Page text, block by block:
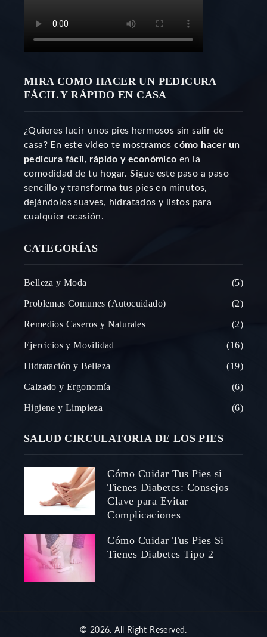
MIRA COMO HACER UN PEDICURA
FÁCIL Y RÁPIDO EN CASA
¿Quieres lucir unos pies hermosos sin salir de
casa? En este video te mostramoscómo hacer un
pedicura fácil, rápido y económico en la
comodidad de tu hogar. Sigue este paso a paso
sencillo y transforma tus pies en minutos,
dejándolos suaves, hidratados y listos para
cualquier ocasión.
CATEGORÍAS
Belleza y Moda 5
Problemas Comunes (Autocuidado) 2
Remedios Caseros y Naturales 2
Ejercicios y Movilidad 16
Hidratación y Belleza 19
Calzado y Ergonomía 6
Higiene y Limpieza 6
SALUD CIRCULATORIA DE LOS PIES
Cómo Cuidar Tus Pies si
Tienes Diabetes: Consejos
Clave para Evitar
Complicaciones
Cómo Cuidar Tus Pies Si
Tienes Diabetes Tipo 2
© 2026. All Right Reserved.